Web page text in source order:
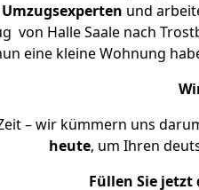
und
von Halle Saale nach
eine kleine Wohnung
– wir kümmern uns
heute, um Ihren
Füllen Sie jetzt